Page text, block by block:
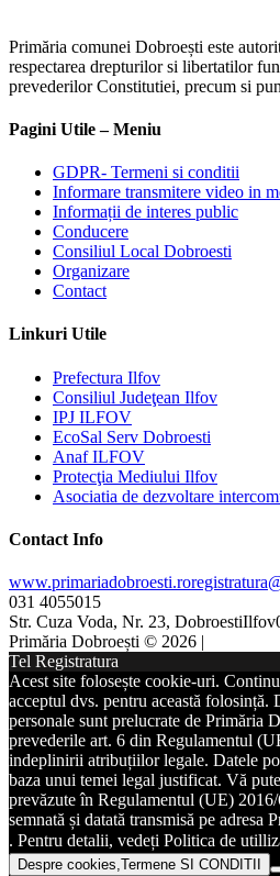
Primăria comunei Dobroești este
respectarea drepturilor si libertatilor
prevederilor Constitutiei, precum si
Pagini Utile – Meniu
GDPR- Termeni si conditii
Informare transmitere video in
Informații de interes public
Conducere
Consiliul Local Dobroesti
Organizare
Contact
Linkuri Utile
Prefectura Ilfov
Consiliul Judeţean Ilfov
IPJ ILFOV
EcoSal Serv Dobroesti
Anaf ILFOV
Protecţia Mediului Ilfov
Asociatia de dezvoltare
Contact Info
www.primariadobroesti.ro
031 4055015
Str. Cuza Voda, Nr. 23, DobroestiIlfov
Primăria Dobroești © 2026 |
Tel Registratura
Acest site folosește cookie-uri.
acceptul dvs. pentru această folosință.
personale sunt prelucrate de Primăria
prevederile art. 6 din Regulamentul
indeplinirii atribuțiilor legale. Datele
baza unui temei legal justificat. Vă
prevăzute în Regulamentul (UE)
semnată și datată transmisă pe adresa
. Pentru detalii, vedeți Politica de
Despre cookies,Termene SI CONDITII